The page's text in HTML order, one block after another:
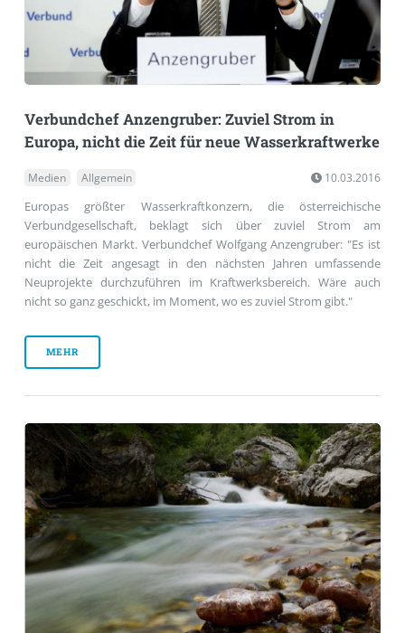
Verbundchef Anzengruber: Zuviel Strom in
Europa, nicht die Zeit für neue Wasserkraftwerke
Medien Allgemein 10.03.2016
Europas größter Wasserkraftkonzern, die österreichische
Verbundgesellschaft, beklagt sich über zuviel Strom am
europäischen Markt. Verbundchef Wolfgang Anzengruber: "Es ist
nicht die Zeit angesagt in den nächsten Jahren umfassende
Neuprojekte durchzuführen im Kraftwerksbereich. Wäre auch
nicht so ganz geschickt, im Moment, wo es zuviel Strom gibt."
MEHR